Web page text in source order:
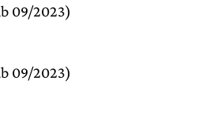
09/2023)
09/2023)